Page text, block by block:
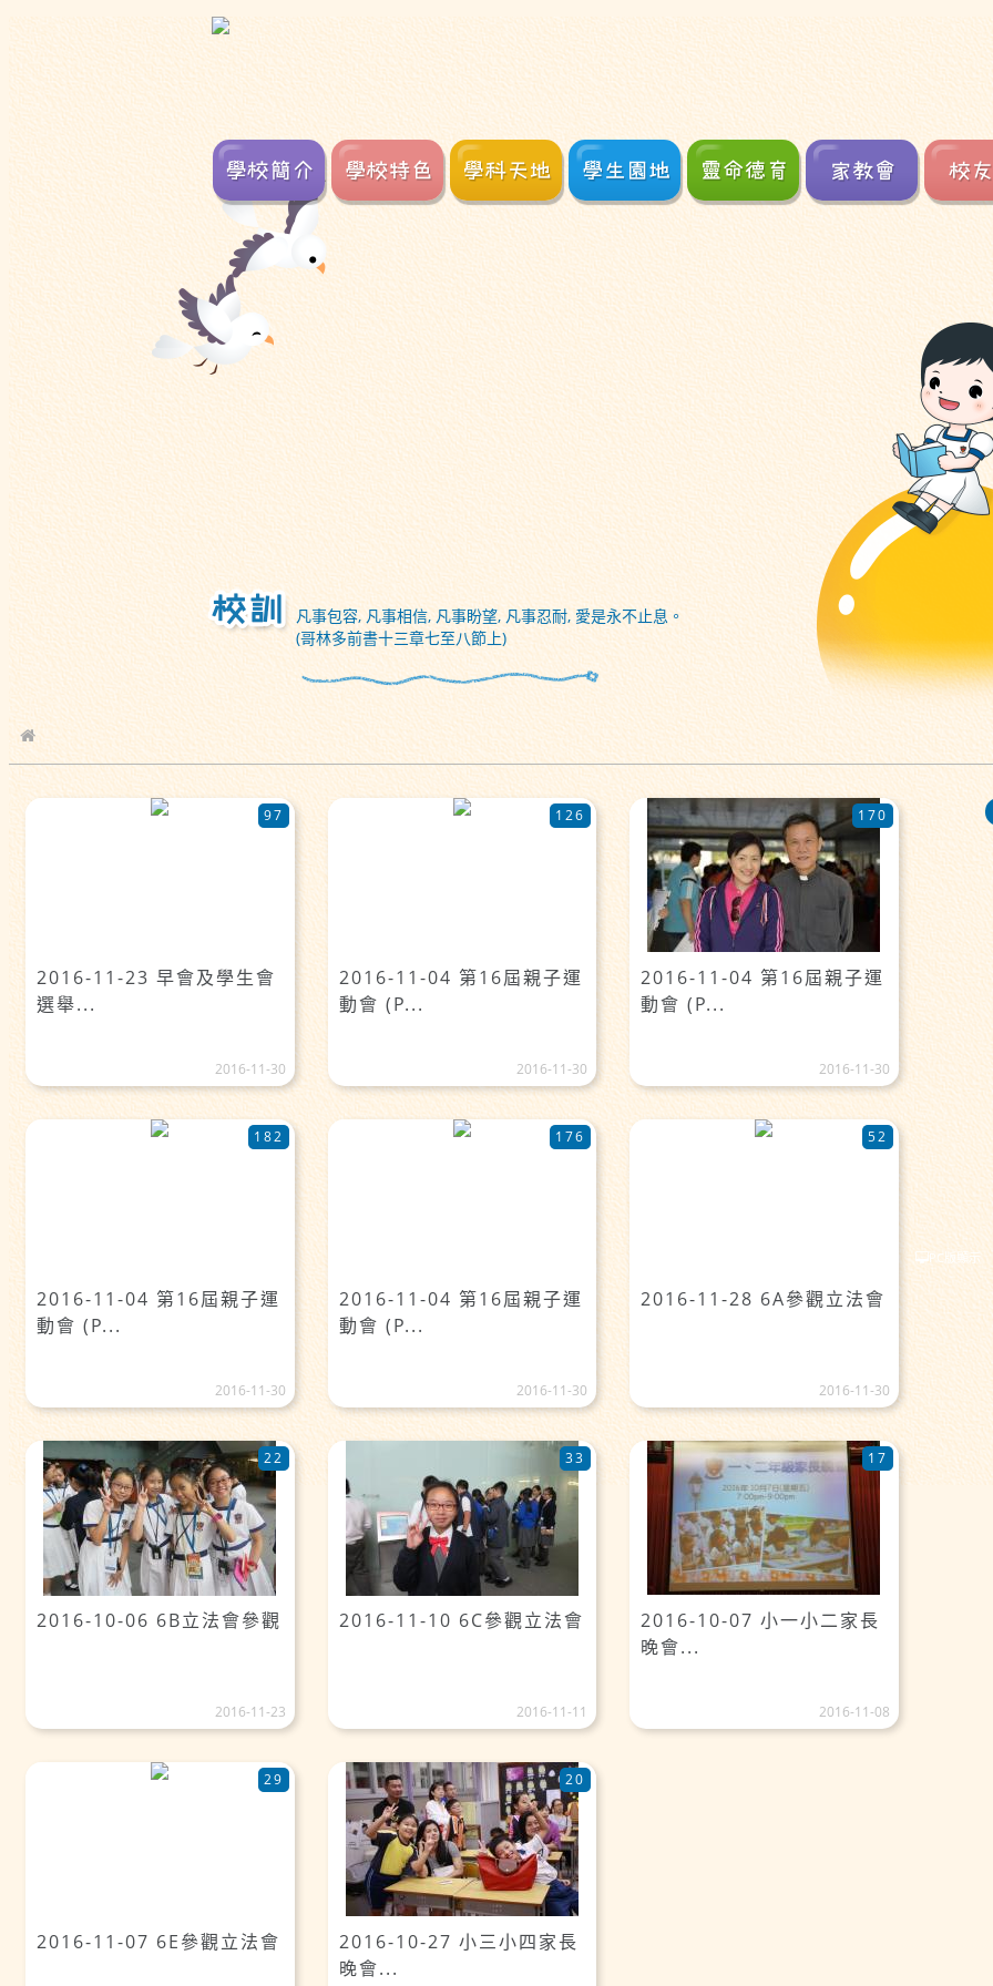
凡事包容, 凡事相信, 凡事盼望, 凡事忍耐, 愛是永不止息。
(哥林多前書十三章七至八節上)
校園相簿
2016-11-23 早會及學生會
選舉...
97
2016-11-30
2016-11-04 第16屆親子運
動會 (P...
126
2016-11-30
2016-11-04 第16屆親子運
動會 (P...
170
2016-11-30
2016-11-04 第16屆親子運
動會 (P...
182
2016-11-30
2016-11-04 第16屆親子運
動會 (P...
176
2016-11-30
2016-11-28 6A參觀立法會
52
2016-11-30
2016-10-06 6B立法會參觀
22
2016-11-23
2016-11-10 6C參觀立法會
33
2016-11-11
2016-10-07 小一小二家長
晚會...
17
2016-11-08
2016-11-07 6E參觀立法會
29
2016-10-27 小三小四家長
晚會...
20
PC版顯示